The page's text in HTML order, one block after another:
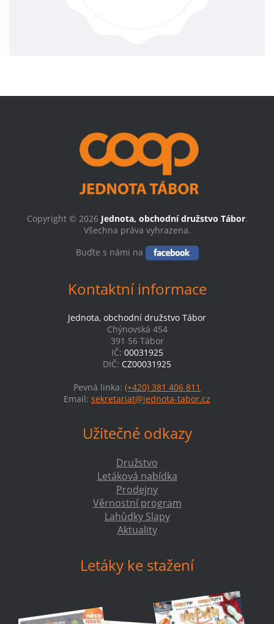
Copyright © 2026 Jednota, obchodní družstvo Tábor.
Všechna práva vyhrazena.
Buďte s námi na
Kontaktní informace
Jednota, obchodní družstvo Tábor
Chýnovská 454
391 56 Tábor
IČ: 00031925
DIČ: CZ00031925
Pevná linka: (+420) 381 406 811
Email: sekretariat@jednota-tabor.cz
Užitečné odkazy
Družstvo
Letáková nabídka
Prodejny
Věrnostní program
Lahůdky Slapy
Aktuality
Letáky ke stažení